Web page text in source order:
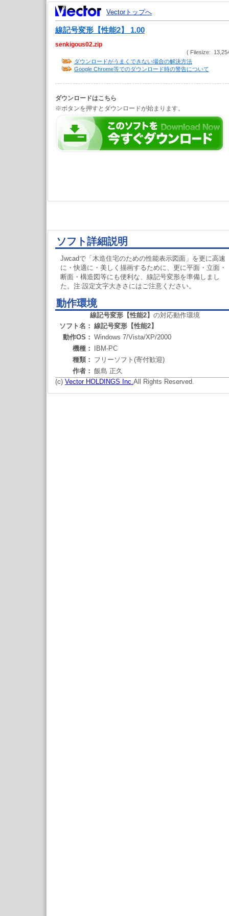
Vectorトップへ
線記号変形【性能2】 1.00
senkigous02.zip
( Filesize:
ダウンロードがうまくできない場合の解決方法
Google Chrome等でのダウンロード時の警告について
ダウンロードはこちら
※ボタンを押すとダウンロードが始まります。
ソフト詳細説明
Jwcadで「木造住宅のための性能表示図面」を更に高速
に・快適に・美しく描画するために、更に平面・立面・
断面・構造図等にも便利な、線記号変形を準備しまし
た。注:設定文字大きさにはご注意ください。
動作環境
線記号変形【性能2】 の対応動作環境
ソフト名： 線記号変形【性能2】
動作OS： Windows 7/Vista/XP/2000
機種：
IBM-PC
種類： フリーソフト(寄付歓迎)
作者： 飯島 正久
(c) Vector HOLDINGS Inc.All Rights Reserved.